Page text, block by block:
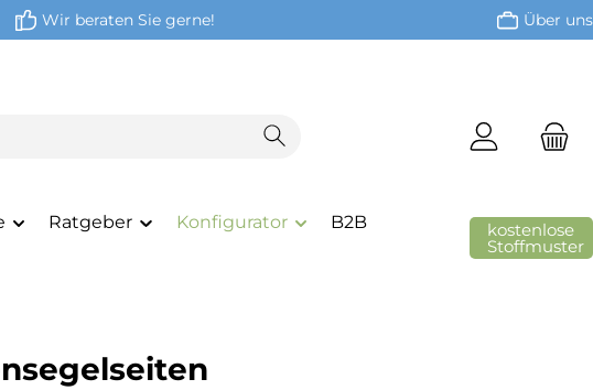
Wir beraten Sie gerne! Über uns
Ratgeber Konfigurator B2B kostenlose
Stoffmuster